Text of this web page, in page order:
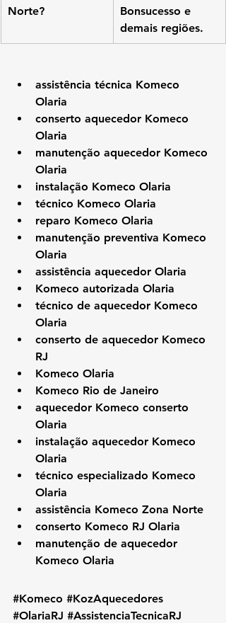
Norte?
Bonsucesso e
demais regiões.
assistência técnica Komeco
Olaria
conserto aquecedor Komeco
Olaria
manutenção aquecedor Komeco
Olaria
instalação Komeco Olaria
técnico Komeco Olaria
reparo Komeco Olaria
manutenção preventiva Komeco
Olaria
assistência aquecedor Olaria
Komeco autorizada Olaria
técnico de aquecedor Komeco
Olaria
conserto de aquecedor Komeco
RJ
Komeco Olaria
Komeco Rio de Janeiro
aquecedor Komeco conserto
Olaria
instalação aquecedor Komeco
Olaria
técnico especializado Komeco
Olaria
assistência Komeco Zona Norte
conserto Komeco RJ Olaria
manutenção de aquecedor
Komeco Olaria
#Komeco #KozAquecedores
#OlariaRJ #AssistenciaTecnicaRJ